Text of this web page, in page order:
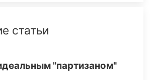
статьи
"партизаном"